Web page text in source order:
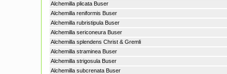
Alchemilla plicata Buser
Alchemilla reniformis Buser
Alchemilla rubristipula Buser
Alchemilla sericoneura Buser
Alchemilla splendens Christ & Gremli
Alchemilla straminea Buser
Alchemilla strigosula Buser
Alchemilla subcrenata Buser